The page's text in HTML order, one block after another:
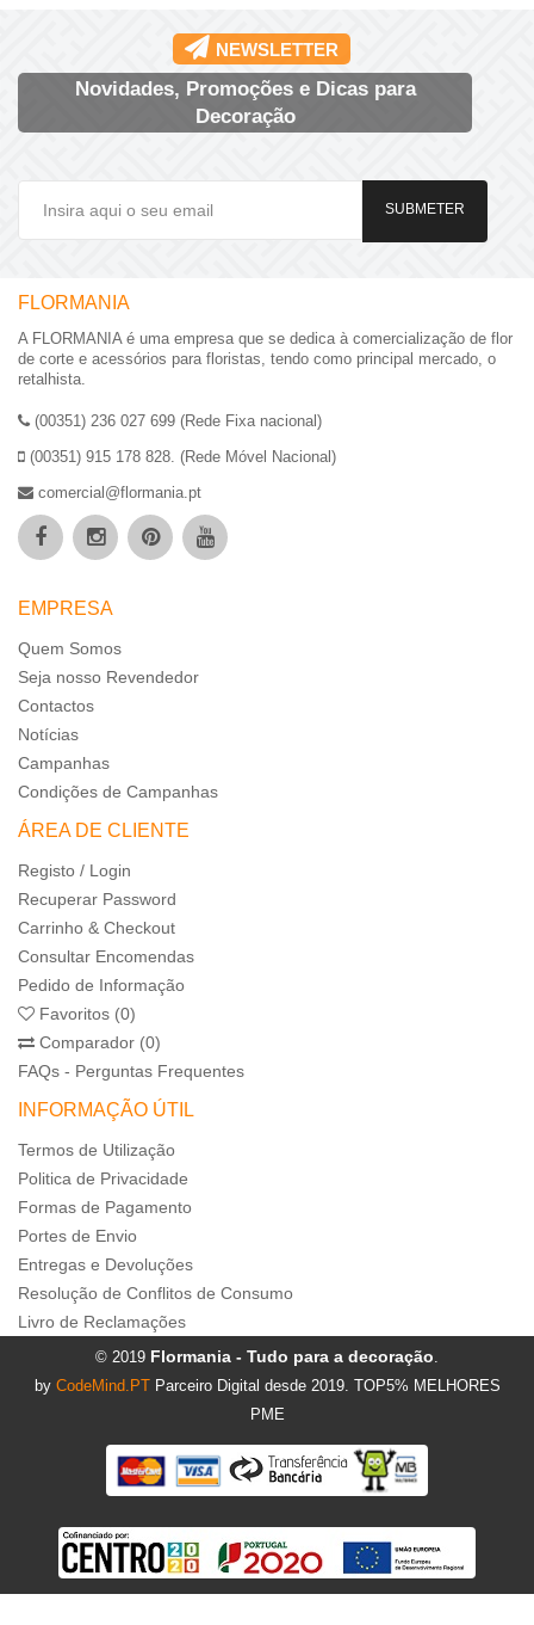
NEWSLETTER
Novidades, Promoções e Dicas para
Decoração
SUBMETER
FLORMANIA
A FLORMANIA é uma empresa que se dedica à comercialização de flor
de corte e acessórios para floristas, tendo como principal mercado, o
retalhista.
(00351) 236 027 699 (Rede Fixa nacional)
(00351) 915 178 828. (Rede Móvel Nacional)
comercial@flormania.pt
EMPRESA
Quem Somos
Seja nosso Revendedor
Contactos
Notícias
Campanhas
Condições de Campanhas
ÁREA DE CLIENTE
Registo / Login
Recuperar Password
Carrinho & Checkout
Consultar Encomendas
Pedido de Informação
Favoritos (0)
Comparador (0)
FAQs - Perguntas Frequentes
INFORMAÇÃO ÚTIL
Termos de Utilização
Politica de Privacidade
Formas de Pagamento
Portes de Envio
Entregas e Devoluções
Resolução de Conflitos de Consumo
Livro de Reclamações
© 2019 Flormania - Tudo para a decoração.
by CodeMind.PT Parceiro Digital desde 2019. TOP5% MELHORES
PME